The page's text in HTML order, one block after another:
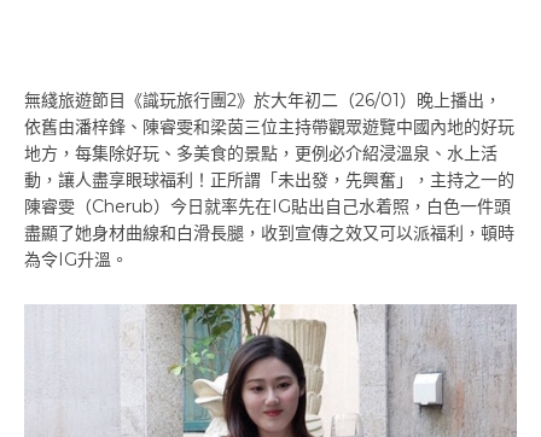
無綫旅遊節目《識玩旅行團2》於大年初二（26/01）晚上播出，
依舊由潘梓鋒、陳睿雯和梁茵三位主持帶觀眾遊覽中國內地的好玩
地方，每集除好玩、多美食的景點，更例必介紹浸溫泉、水上活
動，讓人盡享眼球福利！正所謂「未出發，先興奮」，主持之一的
陳睿雯（Cherub）今日就率先在IG貼出自己水着照，白色一件頭
盡顯了她身材曲線和白滑長腿，收到宣傳之效又可以派福利，頓時
為令IG升溫。